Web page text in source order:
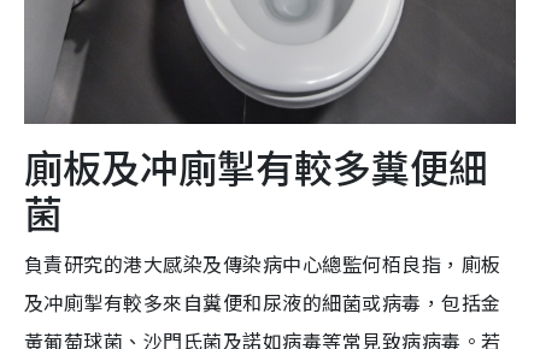
廁板及冲廁掣有較多糞便細
菌
負責研究的港大感染及傳染病中心總監何栢良指，廁板
及冲廁掣有較多來自糞便和尿液的細菌或病毒，包括金
黃葡萄球菌、沙門氏菌及諾如病毒等常見致病病毒。若